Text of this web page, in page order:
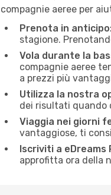
compagnie aeree per
Prenota in
stagione.
Vola durante la
compagnie aeree
a prezzi più
Utilizza la nostra
dei risultati quando
Viaggia nei giorni
vantaggiose, ti
Iscriviti a eDreams
approfitta ora della